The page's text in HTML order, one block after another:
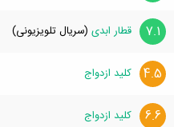
7.1 قطار ابدی (سریال تلویزیونی)
4.5 کلید ازدواج
6.6 کلید ازدواج